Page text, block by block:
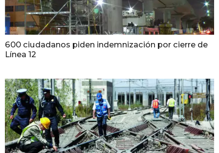
600 ciudadanos piden indemnización por cierre de
Línea 12